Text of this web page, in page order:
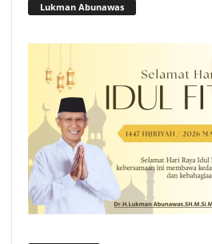
Lukman Abunawas